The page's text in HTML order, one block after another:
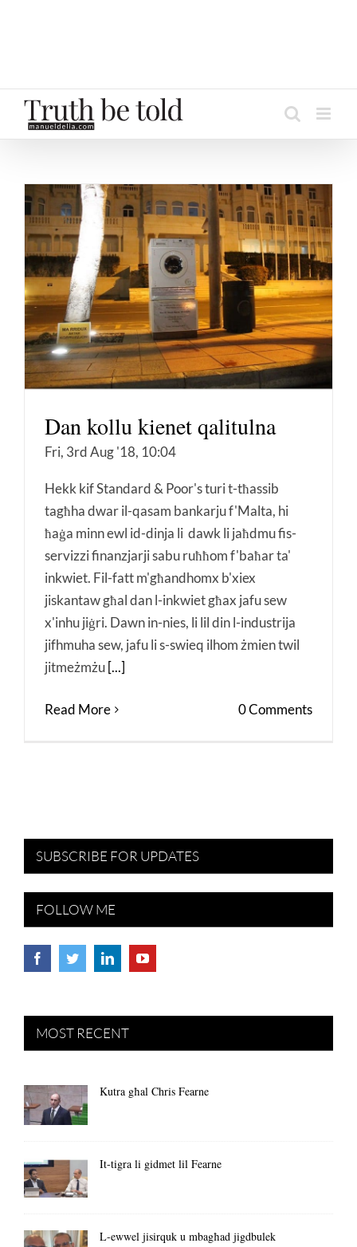
Dan kollu kienet qalitulna
Fri, 3rd Aug '18, 10:04
Hekk kif Standard & Poor's turi t-tħassib
tagħha dwar il-qasam bankarju f'Malta, hi
ħaġa minn ewl id-dinja li dawk li jaħdmu fis-
servizzi finanzjarji sabu ruħħom f'baħar ta'
inkwiet. Fil-fatt m'għandhomx b'xiex
jiskantaw għal dan l-inkwiet għax jafu sew
x'inhu jiġri. Dawn in-nies, li lil din l-industrija
jifhmuha sew, jafu li s-swieq ilhom żmien twil
jitmeżmżu [...]
Read More 0 Comments
SUBSCRIBE FOR UPDATES
FOLLOW ME
MOST RECENT
Kutra għal Chris Fearne
It-tigra li gidmet lil Fearne
L-ewwel jisirquk u mbagħad jigdbulek